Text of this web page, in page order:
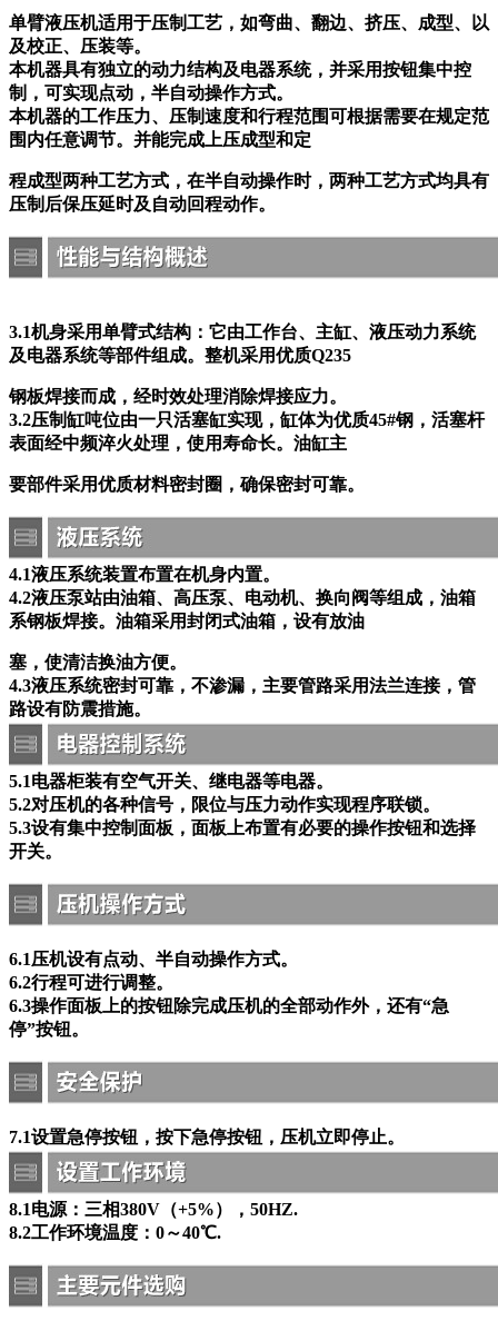
单臂液压机适用于压制工艺，如弯曲、翻边、挤压、成型、以
及校正、压装等。
本机器具有独立的动力结构及电器系统，并采用按钮集中控
制，可实现点动，半自动操作方式。
本机器的工作压力、压制速度和行程范围可根据需要在规定范
围内任意调节。并能完成上压成型和定
程成型两种工艺方式，在半自动操作时，两种工艺方式均具有
压制后保压延时及自动回程动作。
3.1机身采用单臂式结构：它由工作台、主缸、液压动力系统
及电器系统等部件组成。整机采用优质Q235
钢板焊接而成，经时效处理消除焊接应力。
3.2压制缸吨位由一只活塞缸实现，缸体为优质45#钢，活塞杆
表面经中频淬火处理，使用寿命长。油缸主
要部件采用优质材料密封圈，确保密封可靠。
4.1液压系统装置布置在机身内置。
4.2液压泵站由油箱、高压泵、电动机、换向阀等组成，油箱
系钢板焊接。油箱采用封闭式油箱，设有放油
塞，使清洁换油方便。
4.3液压系统密封可靠，不渗漏，主要管路采用法兰连接，管
路设有防震措施。
5.1电器柜装有空气开关、继电器等电器。
5.2对压机的各种信号，限位与压力动作实现程序联锁。
5.3设有集中控制面板，面板上布置有必要的操作按钮和选择
开关。
6.1压机设有点动、半自动操作方式。
6.2行程可进行调整。
6.3操作面板上的按钮除完成压机的全部动作外，还有“急
停”按钮。
7.1设置急停按钮，按下急停按钮，压机立即停止。
8.1电源：三相380V（+5%），50HZ.
8.2工作环境温度：0～40℃.